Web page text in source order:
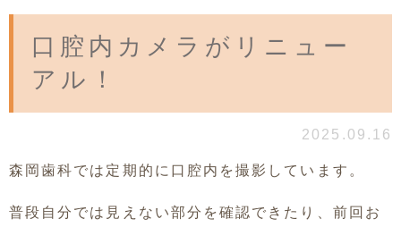
口腔内カメラがリニュー
アル！
2025.09.16
森岡歯科では定期的に口腔内を撮影しています。
普段自分では見えない部分を確認できたり、前回お